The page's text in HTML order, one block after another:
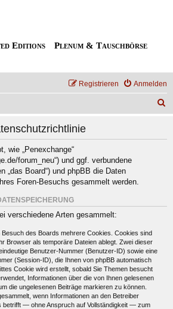
Editions
Plenum & Tauschbörse
Anmelden
Registrieren
wie „Penexchange“
forum_neu“) und ggf. verbundene
„das Board“) und phpBB die Daten
Foren-Besuchs gesammelt werden.
verschiedene Arten gesammelt:
Besuch des Boards mehrere Cookies. Cookies sind
Browser als temporäre Dateien ablegt. Zwei dieser
Benutzer-Nummer (Benutzer-ID) sowie eine
(Session-ID), die Ihnen von phpBB automatisch
Cookie wird erstellt, sobald Sie Themen besucht
Informationen über die von Ihnen gelesenen
die ungelesenen Beiträge markieren zu können.
wenn Informationen an den Betreiber
betrifft — ohne Anspruch auf Vollständigkeit — zum